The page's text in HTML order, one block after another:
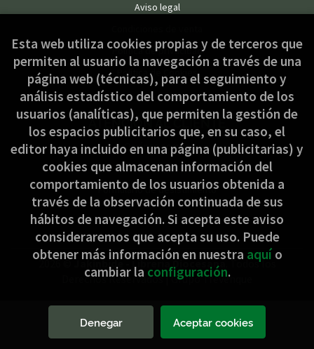
Aviso legal
Política de privacidad
Política de Cookies
ATENCIÓN AL CLIENTE
Quiénes somos
Pedidos especiales
Formulario de desistimiento
2026 ©Jakinbide - Librería Diocesana . Todos los
Derechos Reservados |Grupo Trevenque
Esta web utiliza cookies propias y de terceros que
permiten al usuario la navegación a través de una
página web (técnicas), para el seguimiento y
análisis estadístico del comportamiento de los
usuarios (analíticas), que permiten la gestión de
los espacios publicitarios que, en su caso, el
editor haya incluido en una página (publicitarias) y
cookies que almacenan información del
comportamiento de los usuarios obtenida a
través de la observación continuada de sus
hábitos de navegación. Si acepta este aviso
consideraremos que acepta su uso. Puede
obtener más información en nuestra aquío
cambiar la configuración.
Denegar Aceptar cookies